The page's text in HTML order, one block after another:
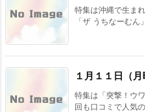
特集は沖縄で生ま
「ザ うちなーむ
１月１１日（
特集は「突撃！ウ
回も口コミで人気